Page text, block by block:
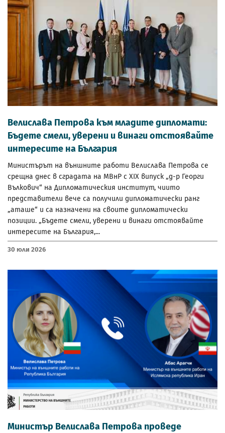
Велислава Петрова към младите дипломати:
Бъдете смели, уверени и винаги отстоявайте
интересите на България
Министърът на външните работи Велислава Петрова се
срещна днес в сградата на МВнР с XIX випуск „д-р Георги
Вълкович“ на Дипломатическия институт, чиито
представители вече са получили дипломатически ранг
„аташе“ и са назначени на своите дипломатически
позиции. „Бъдете смели, уверени и винаги отстоявайте
интересите на България,...
30 Юли 2026
Министър Велислава Петрова проведе